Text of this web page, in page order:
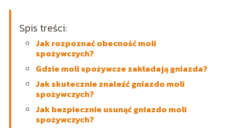
Spis treści:
Jak rozpoznać obecność moli
spożywczych?
Gdzie moli spożywcze zakładają gniazda?
Jak skutecznie znaleźć gniazdo moli
spożywczych?
Jak bezpiecznie usunąć gniazdo moli
spożywczych?